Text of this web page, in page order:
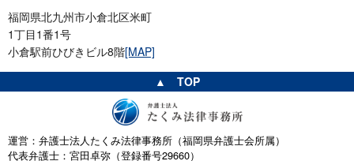
福岡県北九州市小倉北区米町
1丁目1番1号
小倉駅前ひびきビル8階[MAP]
▲ TOP
運営：弁護士法人たくみ法律事務所（福岡県弁護士会所属）
代表弁護士：宮田卓弥（登録番号29660）